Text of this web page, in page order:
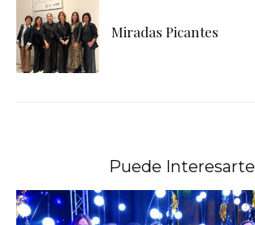
Miradas Picantes
Puede Interesarte